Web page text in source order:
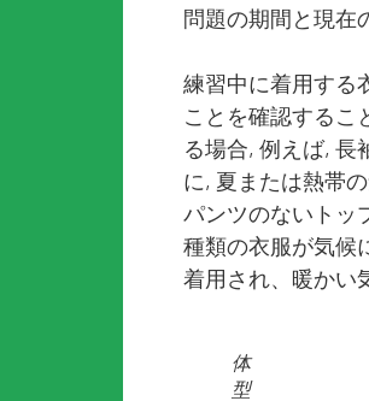
問題の期間と現在
練習中に着用する
ことを確認するこ
る場合, 例えば, 長
に, 夏または熱帯
パンツのないトッ
種類の衣服が気候
着用され、暖かい
体
型